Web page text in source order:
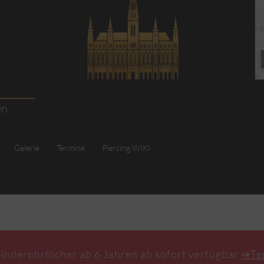
ab 6 Jahren ab sofort verfügbar
Galerie Termine Piercing WIKI